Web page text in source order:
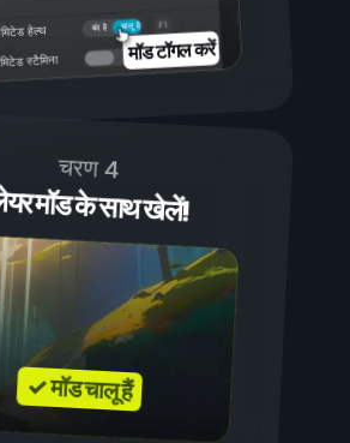
चालू है
बंद है
हेल्थ
स्टैमिना मॉड टॉगल करें
चरण 4
मॉड के साथ खेलें!
✓ मॉड चालू हैं